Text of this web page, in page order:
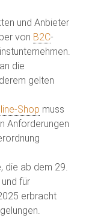
und Anbieter
von B2C-
die
gelten
Shop muss
Anforderungen
die ab dem 29.
für
erbracht